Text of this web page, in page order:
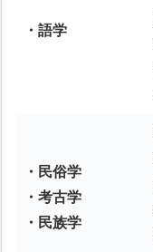
・語学
・民俗学
・考古学
・民族学